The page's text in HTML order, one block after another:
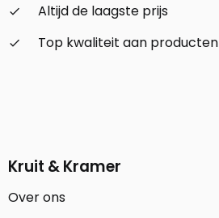
check_small
Altijd de laagste prijs
check_small
Top kwaliteit aan producten
Kruit & Kramer
Over ons